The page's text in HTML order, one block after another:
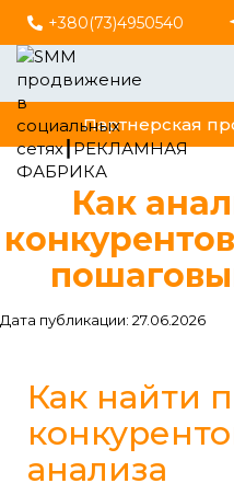
+380(73)4950540
Партнерская
Как
Дата публикации: 27.06.2026
Как найти
анализа